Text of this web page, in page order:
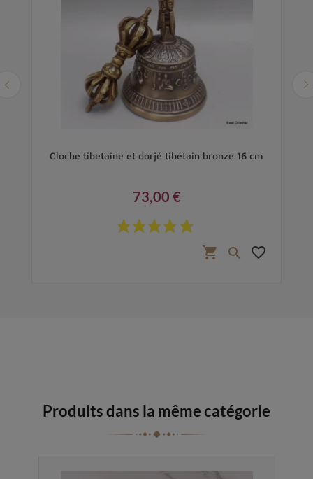
Cloche tibetaine et dorjé tibétain bronze 16 cm
Prix
73,00 €
shopping_cart  favorite_border
Produits dans la même catégorie